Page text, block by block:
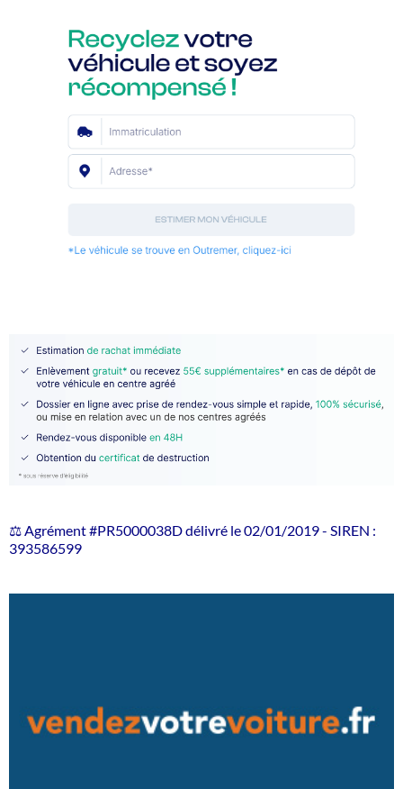
⚖️ Agrément #PR5000038D délivré le 02/01/2019 - SIREN :
393586599